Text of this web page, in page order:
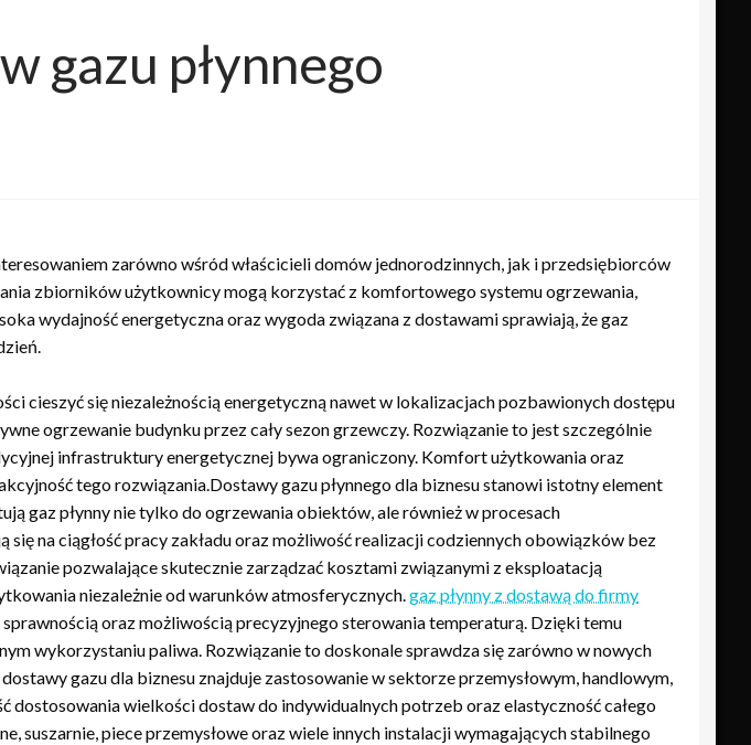
gazu płynnego
zarówno wśród właścicieli domów jednorodzinnych, jak i przedsiębiorców
zbiorników użytkownicy mogą korzystać z komfortowego systemu ogrzewania,
wydajność energetyczna oraz wygoda związana z dostawami sprawiają, że gaz
cieszyć się niezależnością energetyczną nawet w lokalizacjach pozbawionych dostępu
ogrzewanie budynku przez cały sezon grzewczy. Rozwiązanie to jest szczególnie
infrastruktury energetycznej bywa ograniczony. Komfort użytkowania oraz
tego rozwiązania.Dostawy gazu płynnego dla biznesu stanowi istotny element
gaz płynny nie tylko do ogrzewania obiektów, ale również w procesach
na ciągłość pracy zakładu oraz możliwość realizacji codziennych obowiązków bez
pozwalające skutecznie zarządzać kosztami związanymi z eksploatacją
niezależnie od warunków atmosferycznych.gaz płynny z dostawą do firmy
oraz możliwością precyzyjnego sterowania temperaturą. Dzięki temu
wykorzystaniu paliwa. Rozwiązanie to doskonale sprawdza się zarówno w nowych
gazu dla biznesu znajduje zastosowanie w sektorze przemysłowym, handlowym,
dostosowania wielkości dostaw do indywidualnych potrzeb oraz elastyczność całego
suszarnie, piece przemysłowe oraz wiele innych instalacji wymagających stabilnego